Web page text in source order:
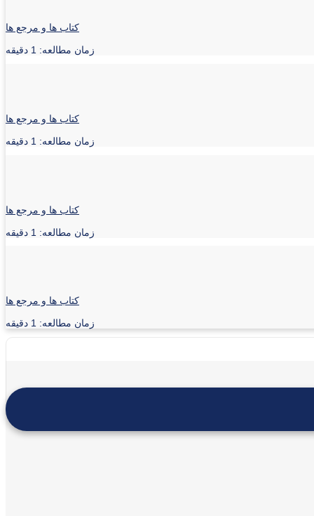
کتاب ها و مرجع ها
زمان مطالعه: 1 دقیقه
کتاب ها و مرجع ها
زمان مطالعه: 1 دقیقه
کتاب ها و مرجع ها
زمان مطالعه: 1 دقیقه
کتاب ها و مرجع ها
زمان مطالعه: 1 دقیقه